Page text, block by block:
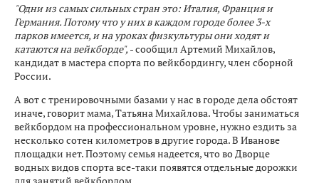
"Одни из самых сильных стран это: Италия, Франция и
Германия. Потому что у них в каждом городе более 3-х
парков имеется, и на уроках физкультуры они ходят и
катаются на вейкборде", - сообщил Артемий Михайлов,
кандидат в мастера спорта по вейкбордингу, член сборной
России.
А вот с тренировочными базами у нас в городе дела обстоят
иначе, говорит мама, Татьяна Михайлова. Чтобы заниматься
вейкбордом на профессиональном уровне, нужно ездить за
несколько сотен километров в другие города. В Иванове
площадки нет. Поэтому семья надеется, что во Дворце
водных видов спорта все-таки появятся отдельные дорожки
для занятий вейкбордом.